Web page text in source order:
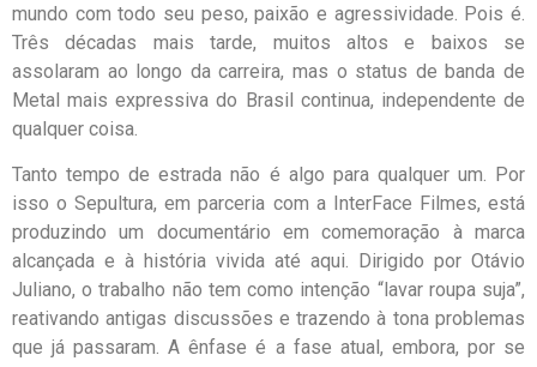
mundo com todo seu peso, paixão e agressividade. Pois é.
Três décadas mais tarde, muitos altos e baixos se
assolaram ao longo da carreira, mas o status de banda de
Metal mais expressiva do Brasil continua, independente de
qualquer coisa.
Tanto tempo de estrada não é algo para qualquer um. Por
isso o Sepultura, em parceria com a InterFace Filmes, está
produzindo um documentário em comemoração à marca
alcançada e à história vivida até aqui. Dirigido por Otávio
Juliano, o trabalho não tem como intenção “lavar roupa suja”,
reativando antigas discussões e trazendo à tona problemas
que já passaram. A ênfase é a fase atual, embora, por se